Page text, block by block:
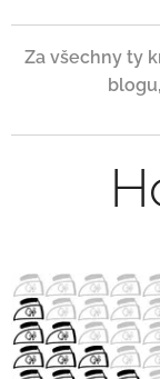
Za všechny ty